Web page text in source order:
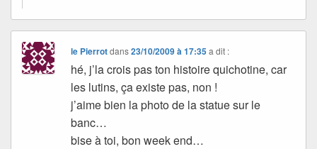
le Pierrotdans23/10/2009 à 17:35 a dit :
hé, j’la crois pas ton histoire quichotine, car
les lutins, ça existe pas, non !
j’aime bien la photo de la statue sur le
banc…
bise à toi, bon week end…